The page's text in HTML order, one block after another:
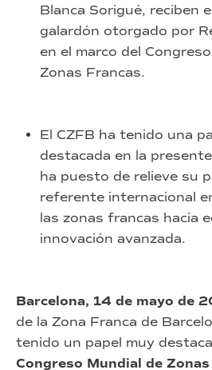
Blanca Sorigué, reciben
galardón otorgado por
en el marco del
Zonas Francas.
El CZFB ha tenido una
destacada en la
ha puesto de relieve su
referente internacional
las zonas francas hacia
innovación avanzada.
Barcelona, 14 de mayo de
de la Zona Franca de
tenido un papel muy
Congreso Mundial de